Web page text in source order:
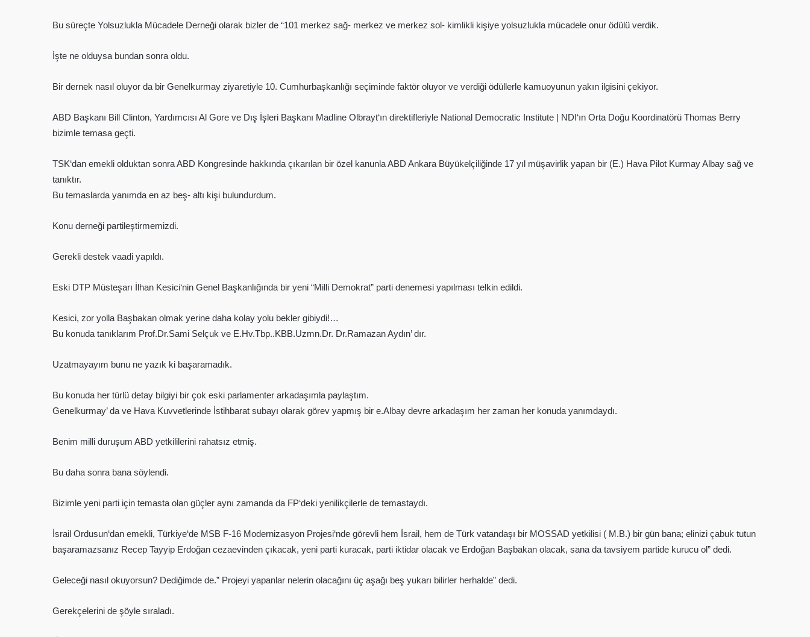
Bu süreçte Yolsuzlukla Mücadele Derneği olarak bizler de “101 merkez sağ- merkez ve merkez sol- kimlikli kişiye yolsuzlukla mücadele onur ödülü verdik.
İşte ne olduysa bundan sonra oldu.
Bir dernek nasıl oluyor da bir Genelkurmay ziyaretiyle 10. Cumhurbaşkanlığı seçiminde faktör oluyor ve verdiği ödüllerle kamuoyunun yakın ilgisini çekiyor.
ABD Başkanı Bill Clinton, Yardımcısı Al Gore ve Dış İşleri Başkanı Madline Olbrayt‘ın direktifleriyle National Democratic Institute | NDI‘ın Orta Doğu Koordinatörü Thomas Berry
bizimle temasa geçti.
TSK‘dan emekli olduktan sonra ABD Kongresinde hakkında çıkarılan bir özel kanunla ABD Ankara Büyükelçiliğinde 17 yıl müşavirlik yapan bir (E.) Hava Pilot Kurmay Albay sağ ve
tanıktır.
Bu temaslarda yanımda en az beş- altı kişi bulundurdum.
Konu derneği partileştirmemizdi.
Gerekli destek vaadi yapıldı.
Eski DTP Müsteşarı İlhan Kesici‘nin Genel Başkanlığında bir yeni “Milli Demokrat” parti denemesi yapılması telkin edildi.
Kesici, zor yolla Başbakan olmak yerine daha kolay yolu bekler gibiydi!…
Bu konuda tanıklarım Prof.Dr.Sami Selçuk ve E.Hv.Tbp..KBB.Uzmn.Dr. Dr.Ramazan Aydın’ dır.
Uzatmayayım bunu ne yazık ki başaramadık.
Bu konuda her türlü detay bilgiyi bir çok eski parlamenter arkadaşımla paylaştım.
Genelkurmay’ da ve Hava Kuvvetlerinde İstihbarat subayı olarak görev yapmış bir e.Albay devre arkadaşım her zaman her konuda yanımdaydı.
Benim milli duruşum ABD yetkililerini rahatsız etmiş.
Bu daha sonra bana söylendi.
Bizimle yeni parti için temasta olan güçler aynı zamanda da FP‘deki yenilikçilerle de temastaydı.
İsrail Ordusun‘dan emekli, Türkiye‘de MSB F-16 Modernizasyon Projesi‘nde görevli hem İsrail, hem de Türk vatandaşı bir MOSSAD yetkilisi ( M.B.) bir gün bana; elinizi çabuk tutun
başaramazsanız Recep Tayyip Erdoğan cezaevinden çıkacak, yeni parti kuracak, parti iktidar olacak ve Erdoğan Başbakan olacak, sana da tavsiyem partide kurucu ol” dedi.
Geleceği nasıl okuyorsun? Dediğimde de.” Projeyi yapanlar nelerin olacağını üç aşağı beş yukarı bilirler herhalde” dedi.
Gerekçelerini de şöyle sıraladı.